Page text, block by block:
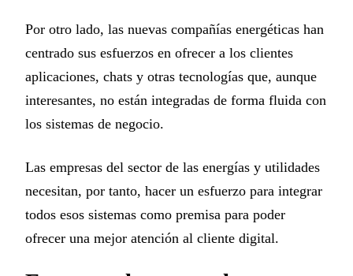
Por otro lado, las nuevas compañías energéticas han
centrado sus esfuerzos en ofrecer a los clientes
aplicaciones, chats y otras tecnologías que, aunque
interesantes, no están integradas de forma fluida con
los sistemas de negocio.
Las empresas del sector de las energías y utilidades
necesitan, por tanto, hacer un esfuerzo para integrar
todos esos sistemas como premisa para poder
ofrecer una mejor atención al cliente digital.